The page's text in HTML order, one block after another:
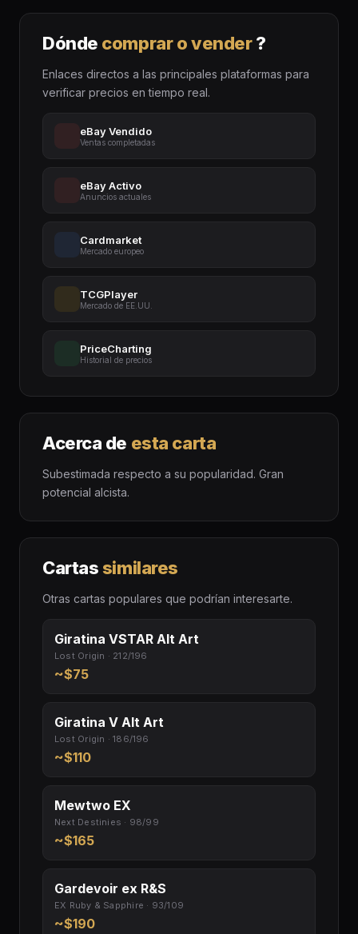
Dónde comprar o vender?
Enlaces directos a las principales plataformas para
verificar precios en tiempo real.
eBay Vendido
Ventas completadas
eBay Activo
Anuncios actuales
Cardmarket
Mercado europeo
TCGPlayer
Mercado de EE.UU.
PriceCharting
Historial de precios
Acerca de esta carta
Subestimada respecto a su popularidad. Gran
potencial alcista.
Cartassimilares
Otras cartas populares que podrían interesarte.
Giratina VSTAR Alt Art
Lost Origin · 212/196
~$75
Giratina V Alt Art
Lost Origin · 186/196
~$110
Mewtwo EX
Next Destinies · 98/99
~$165
Gardevoir ex R&S
EX Ruby & Sapphire · 93/109
~$190